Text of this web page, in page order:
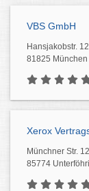
VBS GmbH
Hansjakobstr.
81825 München
Xerox
Münchner Str.
85774